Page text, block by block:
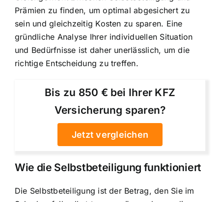
Prämien zu finden, um optimal abgesichert zu
sein und gleichzeitig Kosten zu sparen. Eine
gründliche Analyse Ihrer individuellen Situation
und Bedürfnisse ist daher unerlässlich, um die
richtige Entscheidung zu treffen.
Bis zu 850 € bei Ihrer KFZ
Versicherung sparen?
Jetzt vergleichen
Wie die Selbstbeteiligung funktioniert
Die Selbstbeteiligung ist der Betrag, den Sie im